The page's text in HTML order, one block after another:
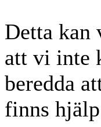
Detta kan
att vi inte
beredda
finns